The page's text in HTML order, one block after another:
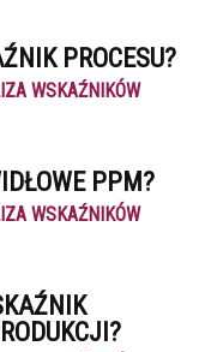
PROCESU?
WSKAŹNIKÓW
PPM?
WSKAŹNIKÓW